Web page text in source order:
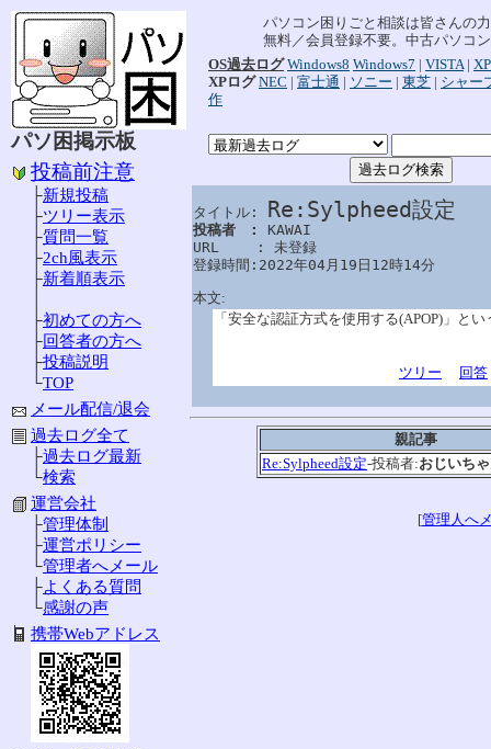
パソ困掲示板
投稿前注意
├新規投稿
├ツリー表示
├質問一覧
├2ch風表示
├新着順表示
├初めての方へ
├回答者の方へ
├投稿説明
└TOP
メール配信/退会
過去ログ全て
├過去ログ最新
└検索
運営会社
├管理体制
├運営ポリシー
└管理者へメール
├よくある質問
└感謝の声
携帯Webアドレス
パソコン困りごと相談は皆さんの
無料／会員登録不要。中古パソコ
OS過去ログ Windows8 Windows7 | VISTA| XP
XPログ NEC | 富士通 | ソニー | 東芝 | シャー
作
タイトル: Re:Sylpheed設定
投稿者　: KAWAI
URL　　 : 未登録
登録時間:2022年04月19日12時14分
本文:
「安全な認証方式を使用する(APOP)」と
ツリー 回答
親記事
Re:Sylpheed設定-投稿者:おじいち
[管理人へ